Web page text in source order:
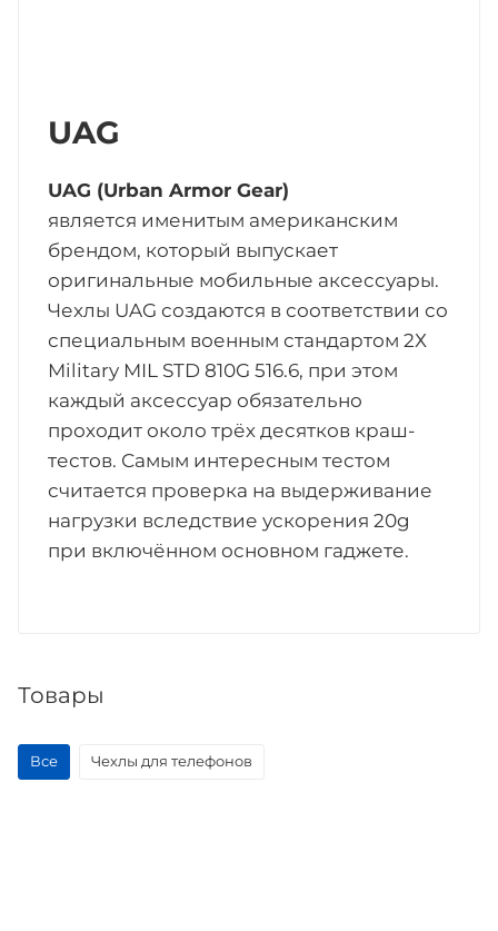
UAG
UAG (Urban Armor Gear)
является именитым американским
брендом, который выпускает
оригинальные мобильные аксессуары.
Чехлы UAG создаются в соответствии со
специальным военным стандартом 2Х
Military MIL STD 810G 516.6, при этом
каждый аксессуар обязательно
проходит около трёх десятков краш-
тестов. Самым интересным тестом
считается проверка на выдерживание
нагрузки вследствие ускорения 20g
при включённом основном гаджете.
Товары
Все Чехлы для телефонов